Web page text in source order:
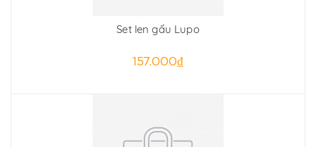
Set len gấu Lupo
157.000₫